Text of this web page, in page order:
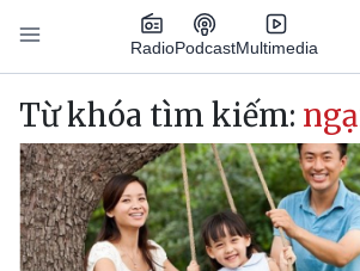
Nhảy đến nội dung
RadioPodcastMultimedia
Main navigation
Từ khóa tìm kiếm: